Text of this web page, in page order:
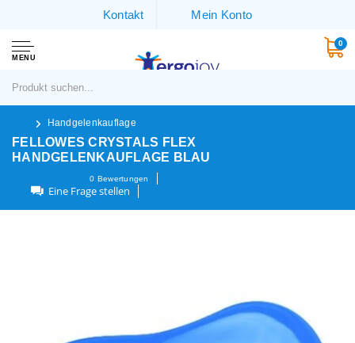
Kontakt Mein Konto
MENU
0
Handgelenkauflage
FELLOWES CRYSTALS FLEX
HANDGELENKAUFLAGE BLAU
0 Bewertungen
Eine Frage stellen